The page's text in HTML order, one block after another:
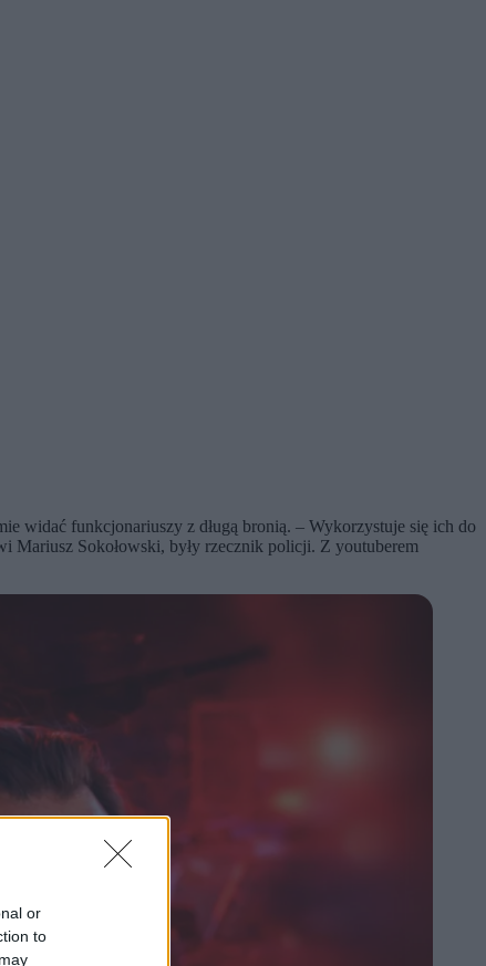
or
to
widać funkcjonariuszy z długą bronią. – Wykorzystuje się ich do
Mariusz Sokołowski, były rzecznik policji. Z youtuberem